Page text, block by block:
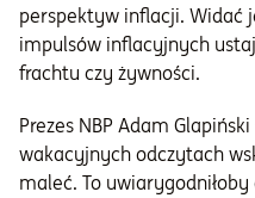
perspektyw inflacji. Widać
impulsów inflacyjnych
frachtu czy żywności.
Prezes NBP Adam
wakacyjnych odczytach
maleć. To uwiarygodniłoby